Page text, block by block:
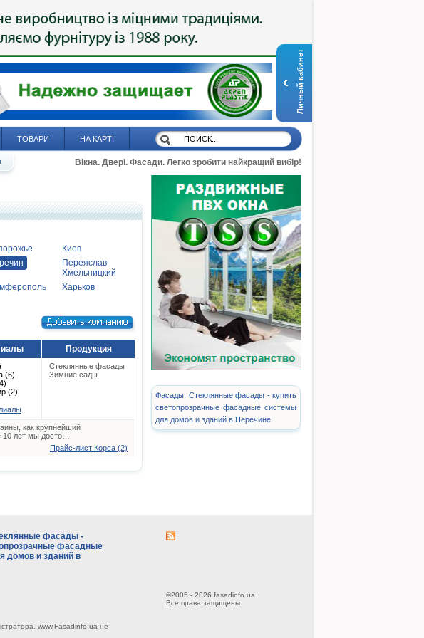
Личный кабинет
ТОВАРИ НА КАРТІ
Вікна. Двері. Фасади. Легко зробити найкращий вибір!
Киев
Переяслав-
Хмельницкий
Харьков
Продукция
(6)
(2)
Стеклянные фасады
Зимние сады
как крупнейший
10 лет мы досто…
Прайс-лист Корса (2)
Фасады. Стеклянные фасады - купить
светопрозрачные фасадные системы
для домов и зданий в Перечине
фасады -
фасадные
домов и зданий в
www.Fasadinfo.ua не
©2005 - 2026 fasadinfo.ua
Все права защищены